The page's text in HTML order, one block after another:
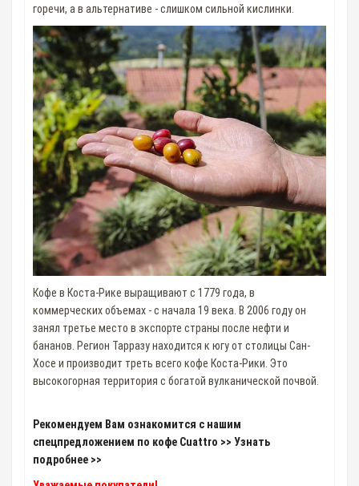
горечи, а в альтернативе - слишком сильной кислинки.
Кофе в Коста-Рике выращивают с 1779 года, в
коммерческих объемах - с начала 19 века. В 2006 году он
занял третье место в экспорте страны после нефти и
бананов. Регион Тарразу находится к югу от столицы Сан-
Хосе и производит треть всего кофе Коста-Рики. Это
высокогорная территория с богатой вулканической почвой.
Рекомендуем Вам ознакомится с нашим
спецпредложением по кофе Cuattro >> Узнать
подробнее >>